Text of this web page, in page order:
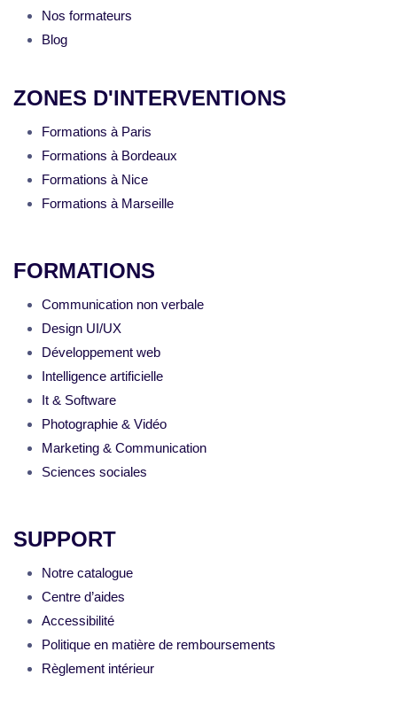
Nos formateurs
Blog
ZONES D'INTERVENTIONS
Formations à Paris
Formations à Bordeaux
Formations à Nice
Formations à Marseille
FORMATIONS
Communication non verbale
Design UI/UX
Développement web
Intelligence artificielle
It & Software
Photographie & Vidéo
Marketing & Communication
Sciences sociales
SUPPORT
Notre catalogue
Centre d’aides
Accessibilité
Politique en matière de remboursements
Règlement intérieur